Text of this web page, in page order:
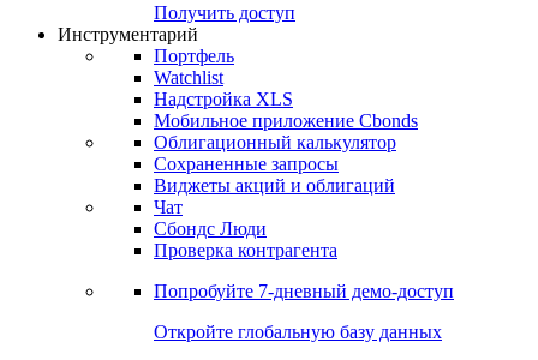
Получить доступ
Инструментарий
Портфель
Watchlist
Надстройка XLS
Мобильное приложение Cbonds
Облигационный калькулятор
Сохраненные запросы
Виджеты акций и облигаций
Чат
Сбондс Люди
Проверка контрагента
Попробуйте 7-дневный демо-доступ
Откройте глобальную базу данных